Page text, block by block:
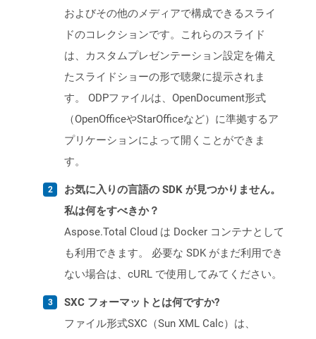
およびその他のメディアで構成できるスライ
ドのコレクションです。これらのスライド
は、カスタムプレゼンテーション設定を備え
たスライドショーの形で聴衆に提示されま
す。 ODPファイルは、OpenDocument形式
（OpenOfficeやStarOfficeなど）に準拠するア
プリケーションによって開くことができま
す。
お気に入りの言語の SDK が見つかりません。
私は何をすべきか？
Aspose.Total Cloud は Docker コンテナとして
も利用できます。 必要な SDK がまだ利用でき
ない場合は、cURL で使用してみてください。
SXC フォーマットとは何ですか?
ファイル形式SXC（Sun XML Calc）は、